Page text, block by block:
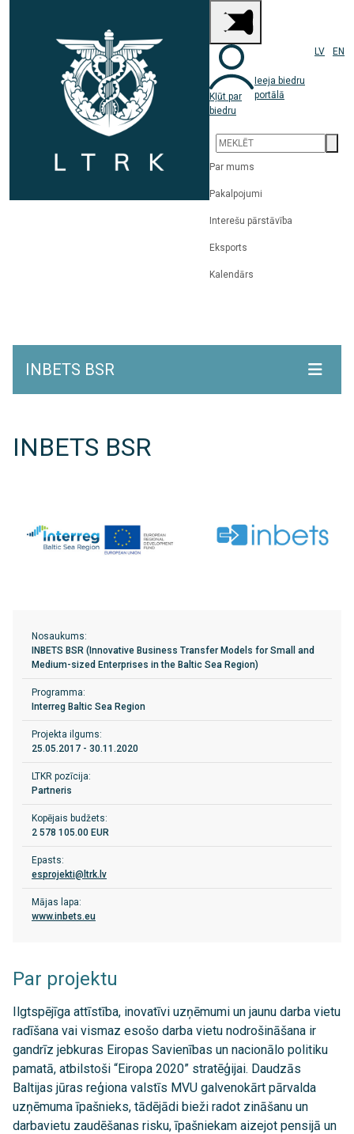
Kļūt par
biedru
Ieeja biedru
portālā
LV EN
Par mums
Pakalpojumi
Interešu pārstāvība
Eksports
Kalendārs
INBETS BSR
INBETS BSR
Nosaukums:
INBETS BSR (Innovative Business Transfer Models for Small and
Medium-sized Enterprises in the Baltic Sea Region)
Programma:
Interreg Baltic Sea Region
Projekta ilgums:
25.05.2017 - 30.11.2020
LTKR pozīcija:
Partneris
Kopējais budžets:
2 578 105.00 EUR
Epasts:
esprojekti@ltrk.lv
Mājas lapa:
www.inbets.eu
Par projektu
Ilgtspējīga attīstība, inovatīvi uzņēmumi un jaunu darba vietu
radīšana vai vismaz esošo darba vietu nodrošināšana ir
gandrīz jebkuras Eiropas Savienības un nacionālo politiku
pamatā, atbilstoši “Eiropa 2020” stratēģijai. Daudzās
Baltijas jūras reģiona valstīs MVU galvenokārt pārvalda
uzņēmuma īpašnieks, tādējādi bieži radot zināšanu un
darbavietu zaudēšanas risku, īpašniekam aizejot pensijā un